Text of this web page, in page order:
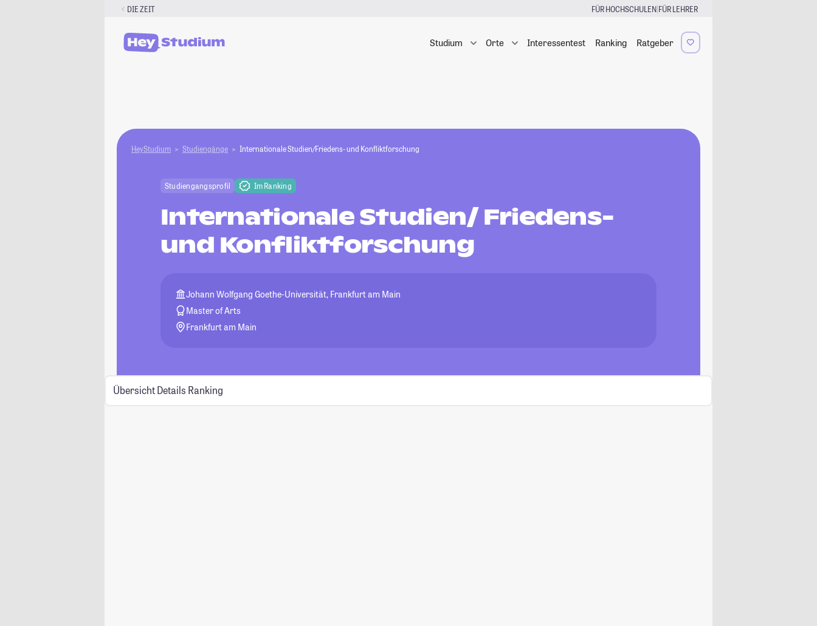
DIE ZEIT FÜR HOCHSCHULEN|FÜR LEHRER
Studium Orte Interessentest Ranking Ratgeber
HeyStudium Studiengänge Internationale Studien/Friedens- und Konfliktforschung
Studiengangsprofil Im Ranking
Internationale Studien/ Friedens-
und Konfliktforschung
Johann Wolfgang Goethe-Universität, Frankfurt am Main
Master of Arts
Frankfurt am Main
Übersicht Details Ranking